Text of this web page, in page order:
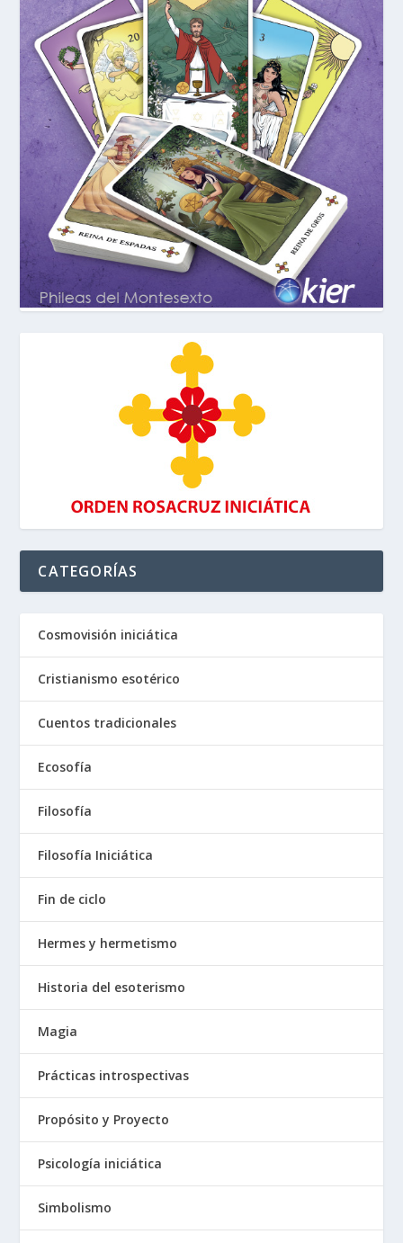
CATEGORÍAS
Cosmovisión iniciática
Cristianismo esotérico
Cuentos tradicionales
Ecosofía
Filosofía
Filosofía Iniciática
Fin de ciclo
Hermes y hermetismo
Historia del esoterismo
Magia
Prácticas introspectivas
Propósito y Proyecto
Psicología iniciática
Simbolismo